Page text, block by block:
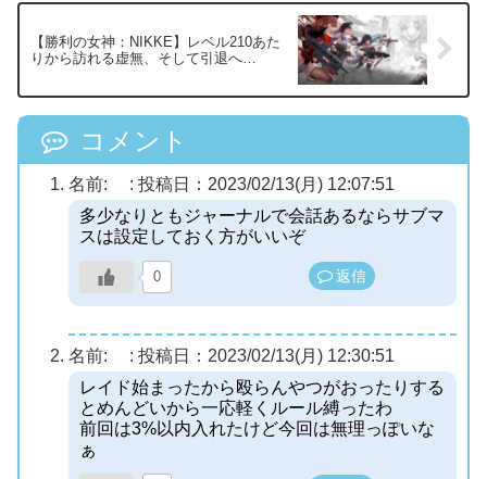
【勝利の女神：NIKKE】レベル210あた
りから訪れる虚無、そして引退へ…
コメント
名前: : 投稿日：2023/02/13(月) 12:07:51
多少なりともジャーナルで会話あるならサブマ
スは設定しておく方がいいぞ
0 返信
名前: : 投稿日：2023/02/13(月) 12:30:51
レイド始まったから殴らんやつがおったりする
とめんどいから一応軽くルール縛ったわ
前回は3%以内入れたけど今回は無理っぽいな
ぁ